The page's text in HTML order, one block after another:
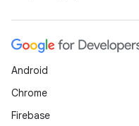
Android
Chrome
Firebase